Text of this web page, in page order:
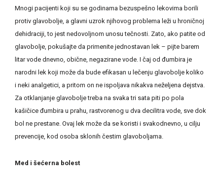
Mnogi pacijenti koji su se godinama bezuspešno lekovima borili
protiv glavobolje, a glavni uzrok njihovog problema leži u hroničnoj
dehidraciji, to jest nedovoljnom unosu tečnosti. Zato, ako patite od
glavobolje, pokušajte da primenite jednostavan lek – pijte barem
litar vode dnevno, obične, negazirane vode. I čaj od đumbira je
narodni lek koji može da bude efikasan u lečenju glavobolje koliko
i neki analgetici, a pritom on ne ispoljava nikakva neželjena dejstva.
Za otklanjanje glavobolje treba na svaka tri sata piti po pola
kašičice đumbira u prahu, rastvorenog u dva decilitra vode, sve dok
bol ne prestane. Ovaj lek može da se koristi i svakodnevno, u cilju
prevencije, kod osoba sklonih čestim glavoboljama.
Med i šećerna bolest